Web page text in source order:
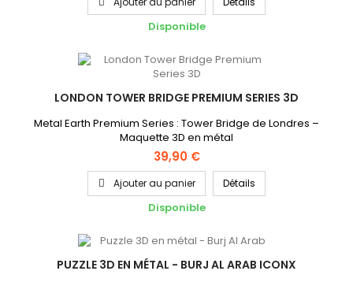
Disponible
LONDON TOWER BRIDGE PREMIUM SERIES 3D
Metal Earth Premium Series : Tower Bridge de Londres –
Maquette 3D en métal
39,90 €
Ajouter au panier Détails
Disponible
PUZZLE 3D EN MÉTAL - BURJ AL ARAB ICONX